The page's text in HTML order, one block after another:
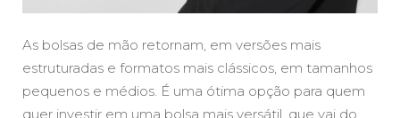
As bolsas de mão retornam, em versões mais
estruturadas e formatos mais clássicos, em tamanhos
pequenos e médios. É uma ótima opção para quem
quer investir em uma bolsa mais versátil, que vai do